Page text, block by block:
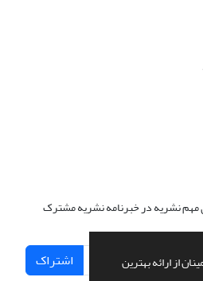
از ارائه بهترین
مهم نشریه در خبرنامه نشریه مشترک
اشتراک